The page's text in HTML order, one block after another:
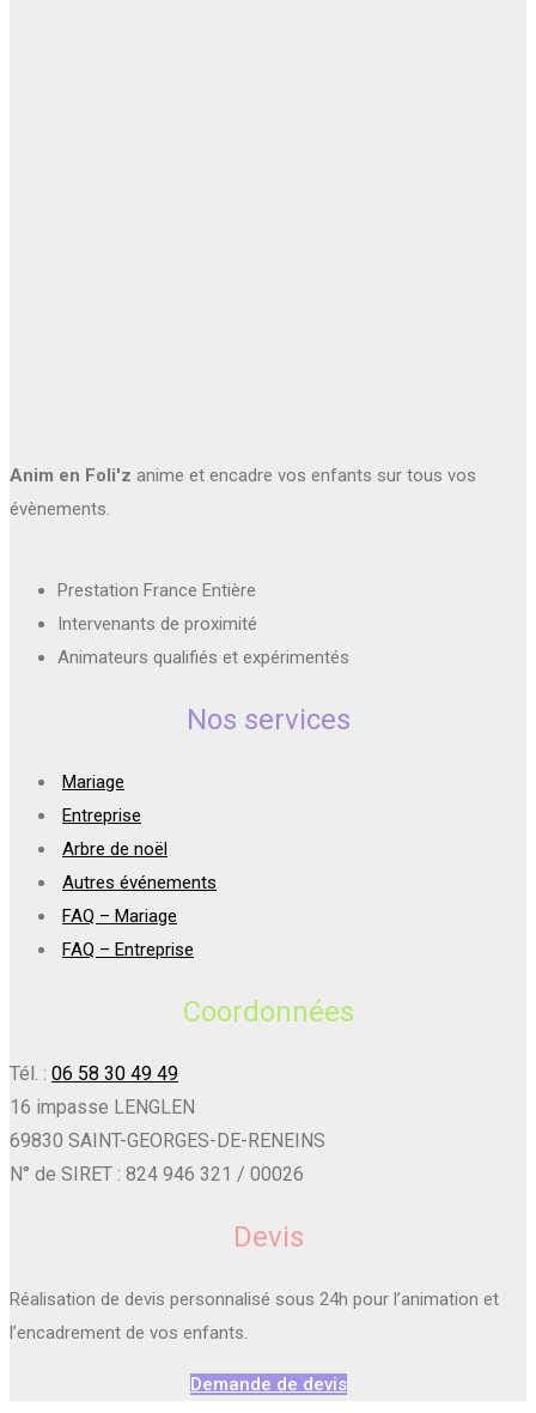
Anim en Foli'z anime et encadre vos enfants sur tous vos
évènements.
Prestation France Entière
Intervenants de proximité
Animateurs qualifiés et expérimentés
Nos services
Mariage
Entreprise
Arbre de noël
Autres événements
FAQ – Mariage
FAQ – Entreprise
Coordonnées
Tél. : 06 58 30 49 49
16 impasse LENGLEN
69830 SAINT-GEORGES-DE-RENEINS
N° de SIRET : 824 946 321 / 00026
Devis
Réalisation de devis personnalisé sous 24h pour l’animation et
l’encadrement de vos enfants.
Demande de devis